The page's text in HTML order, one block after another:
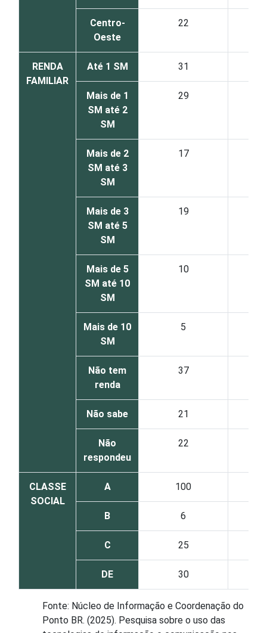
Centro-
Oeste
22
RENDA
FAMILIAR
Até 1 SM 31
Mais de 1
SM até 2
SM
29
Mais de 2
SM até 3
SM
17
Mais de 3
SM até 5
SM
19
Mais de 5
SM até 10
SM
10
Mais de 10
SM
5
Não tem
renda
37
Não sabe 21
Não
respondeu
22
CLASSE
SOCIAL
A 100
B 6
C 25
DE 30
Fonte: Núcleo de Informação e Coordenação do
Ponto BR. (2025). Pesquisa sobre o uso das